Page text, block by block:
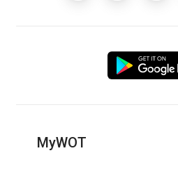
MyWOT